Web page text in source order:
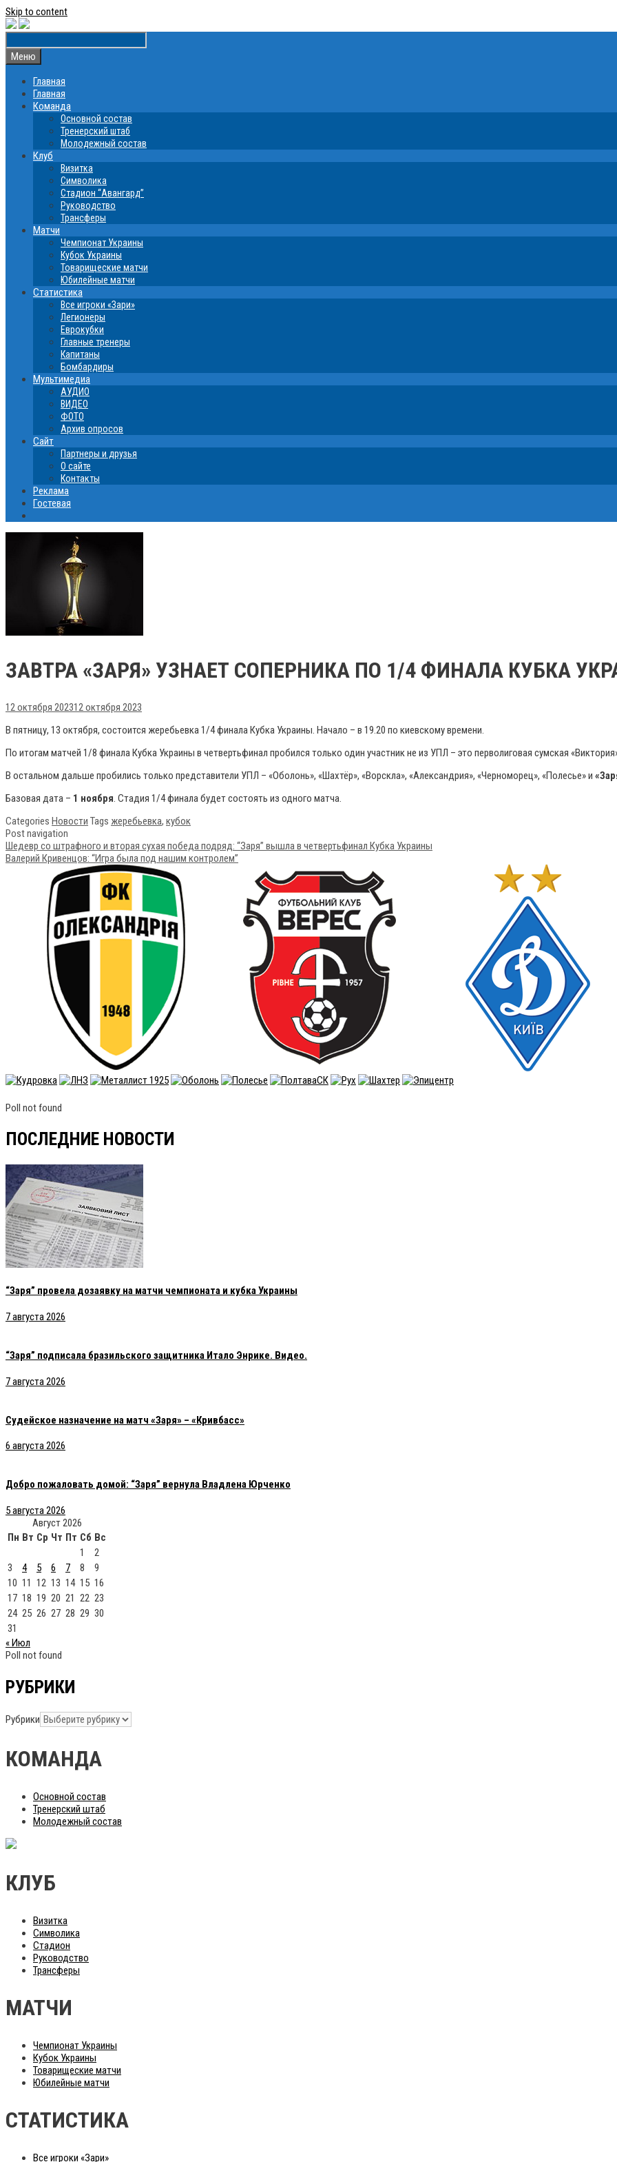
Skip to content
Меню
Главная
Главная
Команда
Основной состав
Тренерский штаб
Молодежный состав
Клуб
Визитка
Символика
Стадион “Авангард”
Руководство
Трансферы
Матчи
Чемпионат Украины
Кубок Украины
Товарищеские матчи
Юбилейные матчи
Статистика
Все игроки «Зари»
Легионеры
Еврокубки
Главные тренеры
Капитаны
Бомбардиры
Мультимедиа
АУДИО
ВИДЕО
ФОТО
Архив опросов
Сайт
Партнеры и друзья
О сайте
Контакты
Реклама
Гостевая
ЗАВТРА «ЗАРЯ» УЗНАЕТ СОПЕРНИКА ПО 1/4 ФИНАЛА КУБКА
12 октября 202312 октября 2023
В пятницу, 13 октября, состоится жеребьевка 1/4 финала Кубка Украины. Начало – в 19.20 по киевскому времени.
По итогам матчей 1/8 финала Кубка Украины в четвертьфинал пробился только один участник не из УПЛ – это перволиговая сумская
В остальном дальше пробились только представители УПЛ – «Оболонь», «Шахтёр», «Ворскла», «Александрия», «Черноморец», «Полесье» и
Базовая дата – 1 ноября. Стадия 1/4 финала будет состоять из одного матча.
Categories Новости Tags жеребьевка, кубок
Post navigation
Шедевр со штрафного и вторая сухая победа подряд: “Заря” вышла в четвертьфинал Кубка Украины
Валерий Кривенцов: “Игра была под нашим контролем”
Poll not found
ПОСЛЕДНИЕ НОВОСТИ
“Заря” провела дозаявку на матчи чемпионата и кубка Украины
7 августа 2026
“Заря” подписала бразильского защитника Итало Энрике. Видео.
7 августа 2026
Судейское назначение на матч «Заря» – «Кривбасс»
6 августа 2026
Добро пожаловать домой: “Заря” вернула Владлена Юрченко
5 августа 2026
Август 2026
Пн Вт Ср Чт Пт Сб Вс
1
2
3
4 5 6 7 8
9
10 11 12 13 14 15 16
17 18 19 20 21 22 23
24 25 26 27 28 29 30
31
« Июл
Poll not found
РУБРИКИ
Рубрики
КОМАНДА
Основной состав
Тренерский штаб
Молодежный состав
КЛУБ
Визитка
Символика
Стадион
Руководство
Трансферы
МАТЧИ
Чемпионат Украины
Кубок Украины
Товарищеские матчи
Юбилейные матчи
СТАТИСТИКА
Все игроки «Зари»